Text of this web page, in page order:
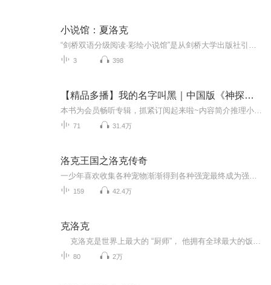
小说馆：夏洛克
3 398
【精品多播】我的名字叫黑｜中国版《神探夏洛克》
71 31.4万
洛克王国之洛克传奇
159 42.4万
克洛克
80 2万